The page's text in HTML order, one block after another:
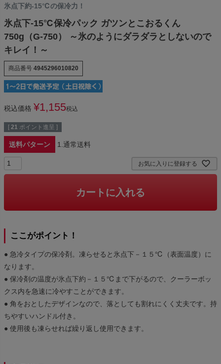
氷点下約-15℃の保冷力！
氷点下-15℃保冷パック ガツンとこおるくん
750g（G-750） ～氷のようにダラダラとしないので
キレイ！～
商品番号 4945296010820
税込価格 ¥1,155税込
[ 21 ポイント進呈 ]
送料パターン 1.通常送料
お気に入りに登録する
カートに入れる
ここがポイント！
● 急冷タイプの保冷剤。凍らせると氷点下－１５℃（表面温度）に
なります。
● 保冷剤の温度が氷点下約－１５℃まで下がるので、クーラーボッ
クス内を急速に冷やすことができます。
● 角をおとしたデザインなので、落としても割れにくく丈夫です。持
ちやすいハンドル付き。
● 使用後も凍らせれば繰り返し使用できます。